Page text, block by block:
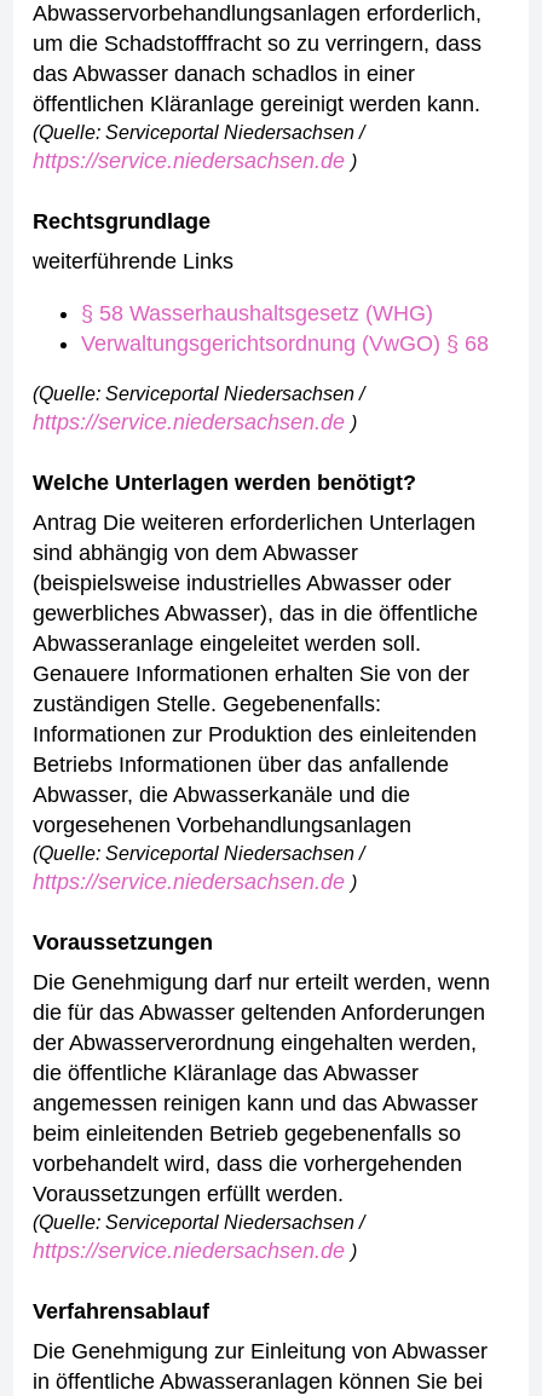
Abwasservorbehandlungsanlagen erforderlich,
um die Schadstofffracht so zu verringern, dass
das Abwasser danach schadlos in einer
öffentlichen Kläranlage gereinigt werden kann.
(Quelle: Serviceportal Niedersachsen /
https://service.niedersachsen.de )
Rechtsgrundlage
weiterführende Links
§ 58 Wasserhaushaltsgesetz (WHG)
Verwaltungsgerichtsordnung (VwGO) § 68
(Quelle: Serviceportal Niedersachsen /
https://service.niedersachsen.de )
Welche Unterlagen werden benötigt?
Antrag Die weiteren erforderlichen Unterlagen
sind abhängig von dem Abwasser
(beispielsweise industrielles Abwasser oder
gewerbliches Abwasser), das in die öffentliche
Abwasseranlage eingeleitet werden soll.
Genauere Informationen erhalten Sie von der
zuständigen Stelle. Gegebenenfalls:
Informationen zur Produktion des einleitenden
Betriebs Informationen über das anfallende
Abwasser, die Abwasserkanäle und die
vorgesehenen Vorbehandlungsanlagen
(Quelle: Serviceportal Niedersachsen /
https://service.niedersachsen.de )
Voraussetzungen
Die Genehmigung darf nur erteilt werden, wenn
die für das Abwasser geltenden Anforderungen
der Abwasserverordnung eingehalten werden,
die öffentliche Kläranlage das Abwasser
angemessen reinigen kann und das Abwasser
beim einleitenden Betrieb gegebenenfalls so
vorbehandelt wird, dass die vorhergehenden
Voraussetzungen erfüllt werden.
(Quelle: Serviceportal Niedersachsen /
https://service.niedersachsen.de )
Verfahrensablauf
Die Genehmigung zur Einleitung von Abwasser
in öffentliche Abwasseranlagen können Sie bei